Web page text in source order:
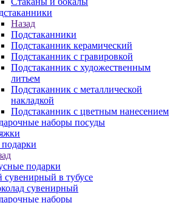
Назад
Подстаканники
Подстаканник керамический
Подстаканник c гравировкой
Подстаканник с художественным
литьем
Подстаканник с металлической
накладкой
Подстаканник с цветным нанесением
наборы посуды
подарки
сувенирный в тубусе
сувенирный
наборы